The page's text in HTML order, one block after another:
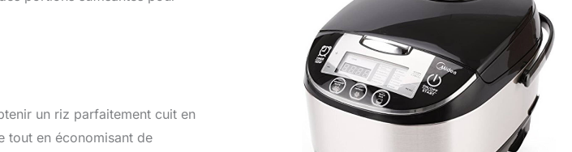
un riz parfaitement cuit en
tout en économisant de